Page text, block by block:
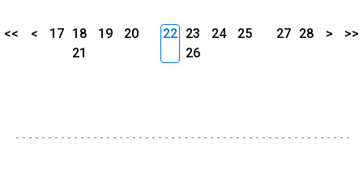
<< < 17 18 19
20
21
22 23 24
25
26
27 28 > >>